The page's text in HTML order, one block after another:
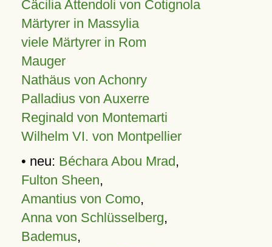
Cäcilia Attendoli von Cotignola
Märtyrer in Massylia
viele Märtyrer in Rom
Mauger
Nathäus von Achonry
Palladius von Auxerre
Reginald von Montemarti
Wilhelm VI. von Montpellier
• neu: Béchara Abou Mrad,
Fulton Sheen,
Amantius von Como,
Anna von Schlüsselberg,
Bademus,